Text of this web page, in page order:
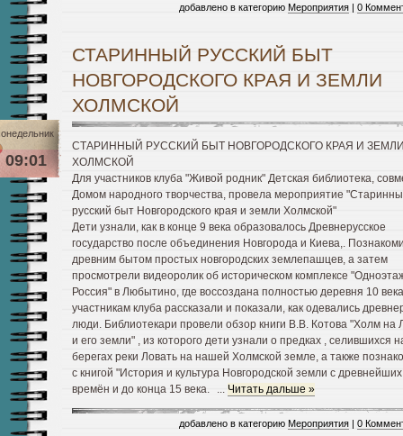
добавлено в категорию Мероприятия | 0
СТАРИННЫЙ РУССКИЙ БЫТ
НОВГОРОДСКОГО КРАЯ И ЗЕМЛИ
ХОЛМСКОЙ
09:01
СТАРИННЫЙ РУССКИЙ БЫТ НОВГОРОДСКОГО КРАЯ И
ХОЛМСКОЙ
Для участников клуба "Живой родник" Детская библиотека,
Домом народного творчества, провела мероприятие
русский быт Новгородского края и земли Холмской"
Дети узнали, как в конце 9 века образовалось Древнерусское
государство после объединения Новгорода и Киева,.
древним бытом простых новгородских землепашцев, а затем
просмотрели видеоролик об историческом комплексе
Россия" в Любытино, где воссоздана полностью деревня 10
участникам клуба рассказали и показали, как одевались
люди. Библиотекари провели обзор книги В.В. Котова "Холм на
и его земли" , из которого дети узнали о предках , селившихся
берегах реки Ловать на нашей Холмской земле, а также
с книгой "История и культура Новгородской земли с древнейших
времён и до конца 15 века.
... Читать дальше »
добавлено в категорию Мероприятия | 0